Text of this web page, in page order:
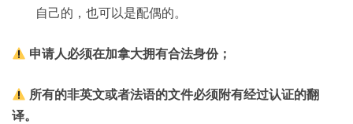
自己的，也可以是配偶的。
申请人必须在加拿大拥有合法身份；
所有的非英文或者法语的文件必须附有经过认证的翻
译。